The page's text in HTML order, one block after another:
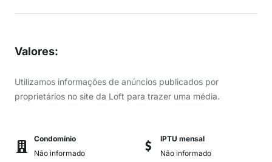
Valores:
Utilizamos informações de anúncios publicados por
proprietários no site da Loft para trazer uma média.
Condomínio
Não informado
IPTU mensal
Não informado